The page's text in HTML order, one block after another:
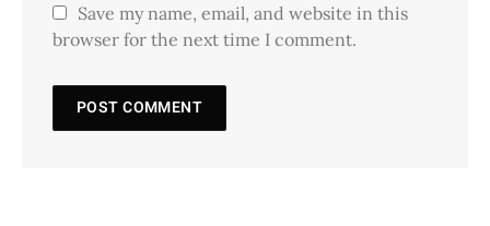
Save my name, email, and website in this
browser for the next time I comment.